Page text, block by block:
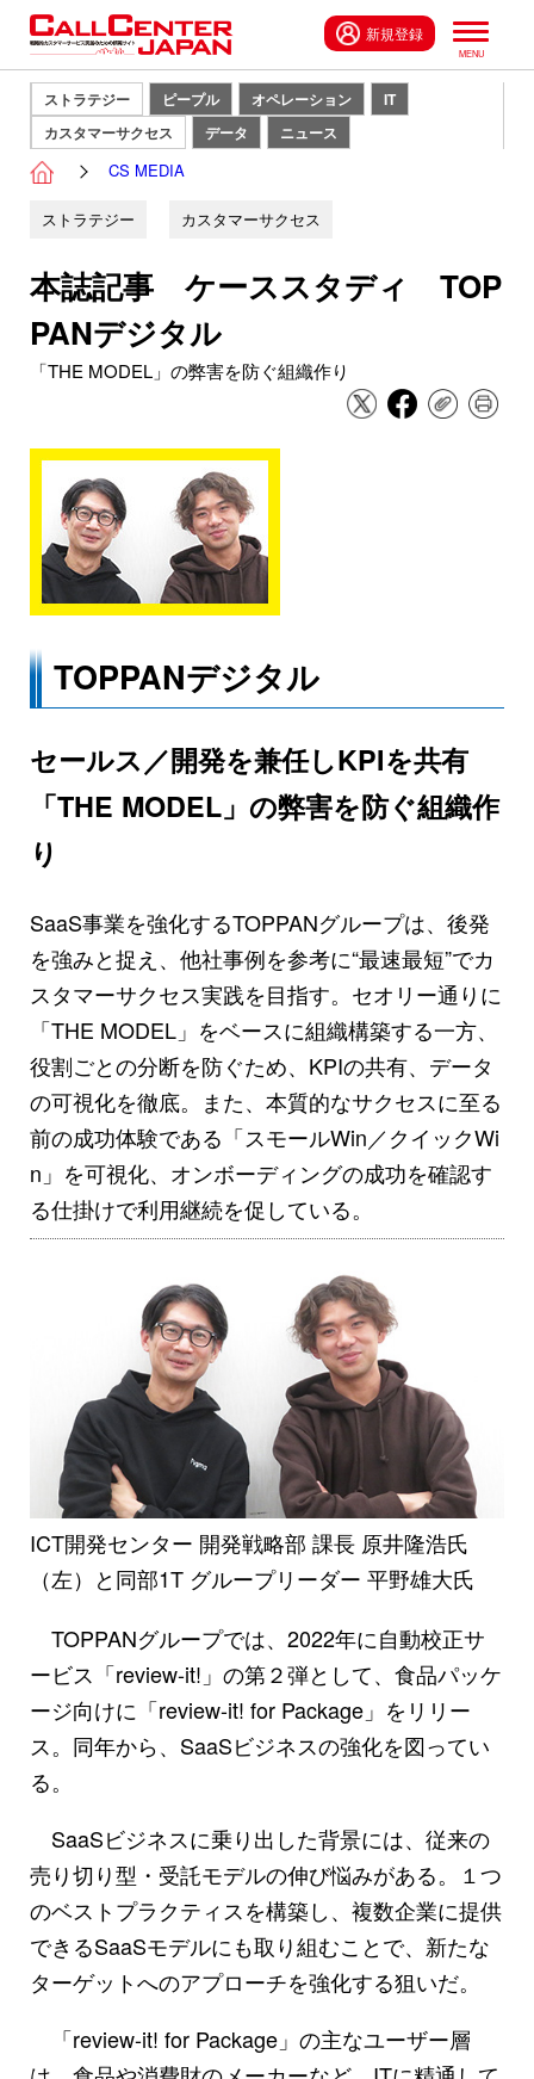
新規登録
ストラテジー ピープル オペレーション
IT
カスタマーサクセス
データ ニュース
CS MEDIA
ストラテジー カスタマーサクセス
本誌記事 ケーススタディ TOP
PANデジタル
「THE MODEL」の弊害を防ぐ組織作り
TOPPANデジタル
セールス／開発を兼任しKPIを共有
「THE MODEL」の弊害を防ぐ組織作
り
SaaS事業を強化するTOPPANグループは、後発
を強みと捉え、他社事例を参考に“最速最短”でカ
スタマーサクセス実践を目指す。セオリー通りに
「THE MODEL」をベースに組織構築する一方、
役割ごとの分断を防ぐため、KPIの共有、データ
の可視化を徹底。また、本質的なサクセスに至る
前の成功体験である「スモールWin／クイックWi
n」を可視化、オンボーディングの成功を確認す
る仕掛けで利用継続を促している。
ICT開発センター 開発戦略部 課長 原井隆浩氏
（左）と同部1T グループリーダー 平野雄大氏
TOPPANグループでは、2022年に自動校正サ
ービス「review-it!」の第２弾として、食品パッケ
ージ向けに「review-it! for Package」をリリー
ス。同年から、SaaSビジネスの強化を図ってい
る。
SaaSビジネスに乗り出した背景には、従来の
売り切り型・受託モデルの伸び悩みがある。１つ
のベストプラクティスを構築し、複数企業に提供
できるSaaSモデルにも取り組むことで、新たな
ターゲットへのアプローチを強化する狙いだ。
「review-it! for Package」の主なユーザー層